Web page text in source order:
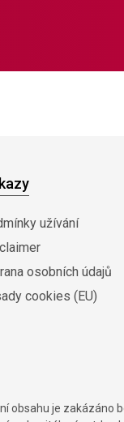
užívání
osobních údajů
cookies (EU)
obsahu je